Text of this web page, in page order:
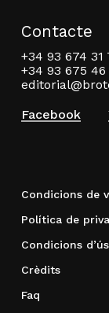
Contacte
+34 93 674 31
+34 93 675 46
Facebook
Condicions de
Política de
Condicions d’ús
Crèdits
Faq